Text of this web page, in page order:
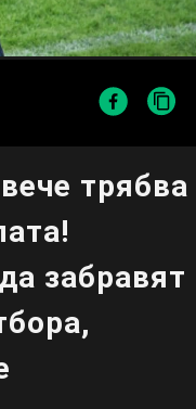
трябва
забравят